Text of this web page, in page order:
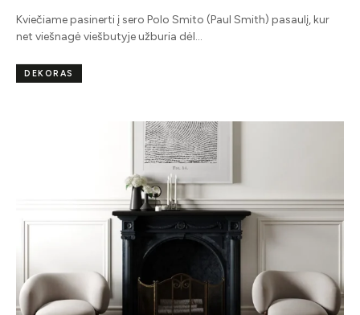
Kviečiame pasinerti į sero Polo Smito (Paul Smith) pasaulį, kur
net viešnagė viešbutyje užburia dėl…
DEKORAS